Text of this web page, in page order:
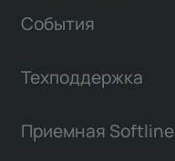
События
Техподдержка
Приемная Softline